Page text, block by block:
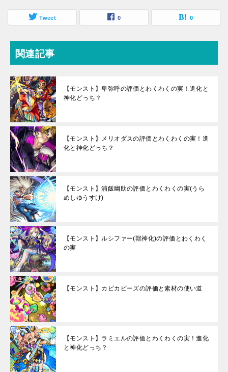
Tweet 0 0
関連記事
【モンスト】卑弥呼の評価とわくわくの実！進化と
神化どっち？
【モンスト】メリオダスの評価とわくわくの実！進
化と神化どっち？
【モンスト】浦飯幽助の評価とわくわくの実(うら
めしゆうすけ)
【モンスト】ルシファー(獣神化)の評価とわくわく
の実
【モンスト】カビカビーズの評価と素材の使い道
【モンスト】ラミエルの評価とわくわくの実！進化
と神化どっち？